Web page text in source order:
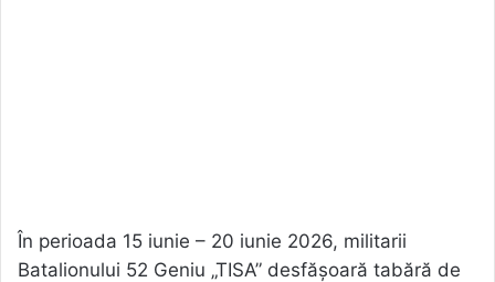
În perioada 15 iunie – 20 iunie 2026, militarii
Batalionului 52 Geniu „TISA” desfășoară tabără de